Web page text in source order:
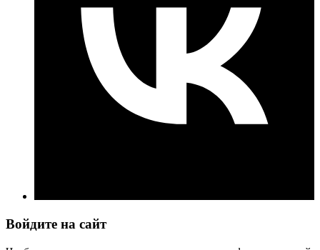
Войдите на сайт